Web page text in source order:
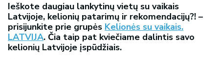
Ieškote daugiau lankytinų vietų su vaikais
Latvijoje, kelionių patarimų ir rekomendacijų?! –
prisijunkite prie grupės Kelionės su vaikais.
LATVIJA. Čia taip pat kviečiame dalintis savo
kelionių Latvijoje įspūdžiais.